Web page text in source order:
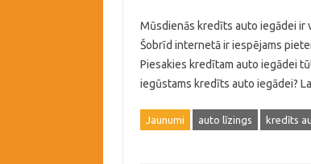
Mūsdienās kredīts auto iegādei ir
Šobrīd internetā ir iespējams
Piesakies kredītam auto iegādei
iegūstams kredīts auto iegādei?
Jaunumi auto līzings kredīts